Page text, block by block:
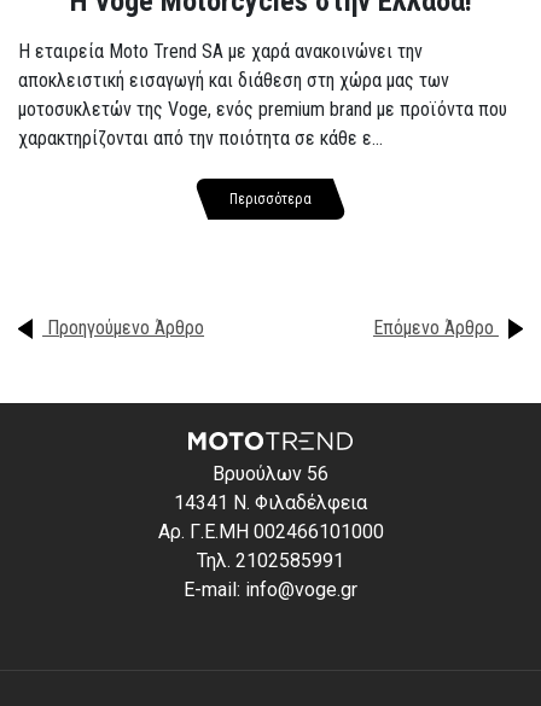
Η εταιρεία Moto Trend SA με χαρά ανακοινώνει την
αποκλειστική εισαγωγή και διάθεση στη χώρα μας των
μοτοσυκλετών της Voge, ενός premium brand με προϊόντα που
χαρακτηρίζονται από την ποιότητα σε κάθε ε...
Περισσότερα
Προηγούμενο Άρθρο Επόμενο Άρθρο
Βρυούλων 56
14341 Ν. Φιλαδέλφεια
Αρ. Γ.Ε.ΜΗ 002466101000
Τηλ. 2102585991
E-mail: info@voge.gr